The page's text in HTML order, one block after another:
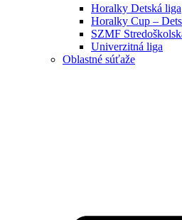
Horalky Detská liga
Horalky Cup –
SZMF
Univerzitná liga
Oblastné súťaže